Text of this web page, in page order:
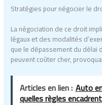
Stratégies pour négocier le
La négociation de ce droit
légaux et des modalités
que le dépassement du délai
peuvent coûter cher,
Articles en lien : Auto
quelles règles